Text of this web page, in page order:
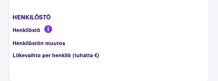
HENKILÖSTÖ
Henkilöstö
Henkilöstön muutos
Liikevaihto per henkilö (tuhatta €)